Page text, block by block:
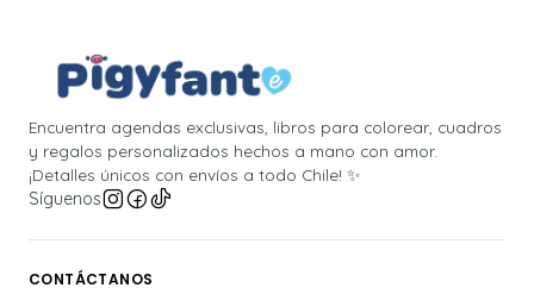
Encuentra agendas exclusivas, libros para colorear, cuadros
y regalos personalizados hechos a mano con amor.
¡Detalles únicos con envíos a todo Chile! ✨
Síguenos
CONTÁCTANOS